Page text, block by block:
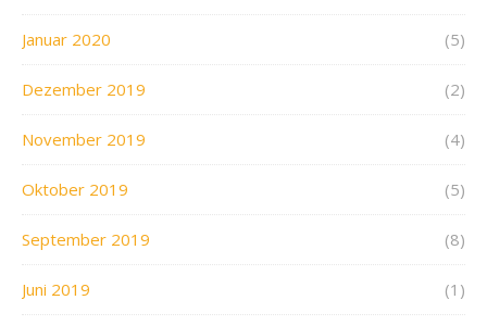
Januar 2020 (5)
Dezember 2019 (2)
November 2019 (4)
Oktober 2019 (5)
September 2019 (8)
Juni 2019 (1)